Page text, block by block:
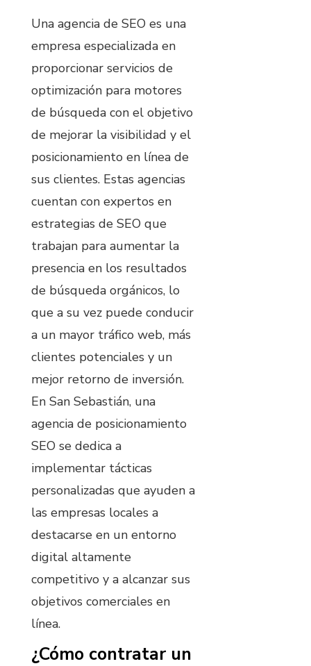
Una agencia de SEO es una
empresa especializada en
proporcionar servicios de
optimización para motores
de búsqueda con el objetivo
de mejorar la visibilidad y el
posicionamiento en línea de
sus clientes. Estas agencias
cuentan con expertos en
estrategias de SEO que
trabajan para aumentar la
presencia en los resultados
de búsqueda orgánicos, lo
que a su vez puede conducir
a un mayor tráfico web, más
clientes potenciales y un
mejor retorno de inversión.
En San Sebastián, una
agencia de posicionamiento
SEO se dedica a
implementar tácticas
personalizadas que ayuden a
las empresas locales a
destacarse en un entorno
digital altamente
competitivo y a alcanzar sus
objetivos comerciales en
línea.
¿Cómo contratar un